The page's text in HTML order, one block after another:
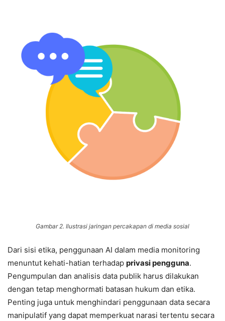
Gambar 2. Ilustrasi jaringan percakapan di media sosial
Dari sisi etika, penggunaan AI dalam media monitoring
menuntut kehati-hatian terhadap privasi pengguna.
Pengumpulan dan analisis data publik harus dilakukan
dengan tetap menghormati batasan hukum dan etika.
Penting juga untuk menghindari penggunaan data secara
manipulatif yang dapat memperkuat narasi tertentu secara